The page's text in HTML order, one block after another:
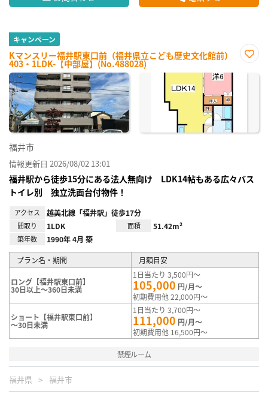
キャンペーン
Kマンスリー福井駅東口前（福井県立こども歴史文化館前）
403・1LDK-【中部屋】(No.488028)
に入
福井市
情報更新日 2026/08/02 13:01
福井駅から徒歩15分にある法人無向け LDK14帖もある広々バス
トイレ別 独立洗面台付物件！
アクセス 越美北線「福井駅」徒歩17分
間取り 1LDK 面積 51.42m²
築年数 1990年 4月 築
プラン名・期間 月額目安
ロング【福井駅東口前】
30日以上～360日未満
1日当たり 3,500円～
105,000 円/月～
初期費用他 22,000円～
ショート【福井駅東口前】
～30日未満
1日当たり 3,700円～
111,000 円/月～
初期費用他 16,500円～
禁煙ルーム
福井県 福井市